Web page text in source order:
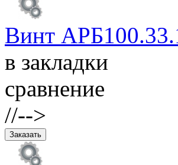
Винт
в закладки
сравнение
//-->